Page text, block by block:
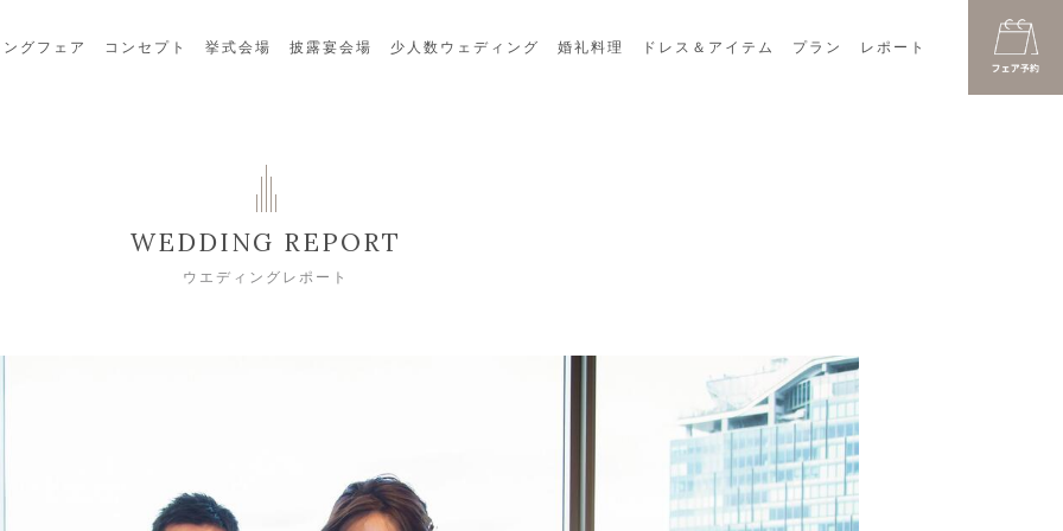
グフェア コンセプト 挙式会場 披露宴会場 少人数ウェディング 婚礼料理 ドレス＆アイテム プラン レポート
WEDDING REPORT
ウエディングレポート